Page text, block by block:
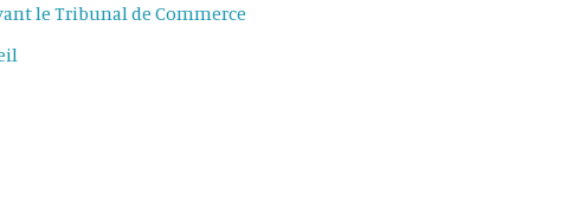
le Tribunal de Commerce